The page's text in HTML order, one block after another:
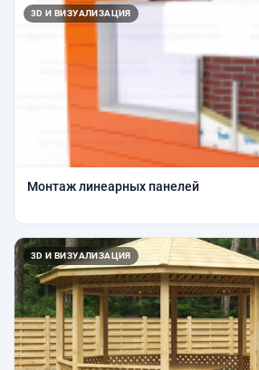
3D И ВИЗУАЛИЗАЦИЯ
Монтаж линеарных панелей
3D И ВИЗУАЛИЗАЦИЯ